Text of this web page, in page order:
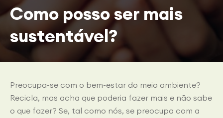
Como posso ser mais
sustentável?
Preocupa-se com o bem-estar do meio ambiente?
Recicla, mas acha que poderia fazer mais e não sabe
o que fazer? Se, tal como nós, se preocupa com a